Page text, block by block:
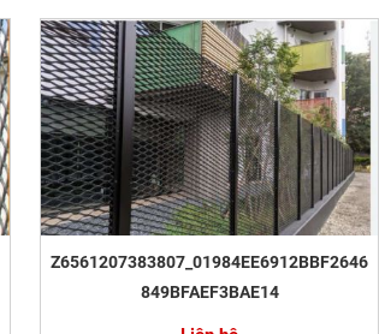
Z6561207383807_01984EE6912BBF2646
849BFAEF3BAE14